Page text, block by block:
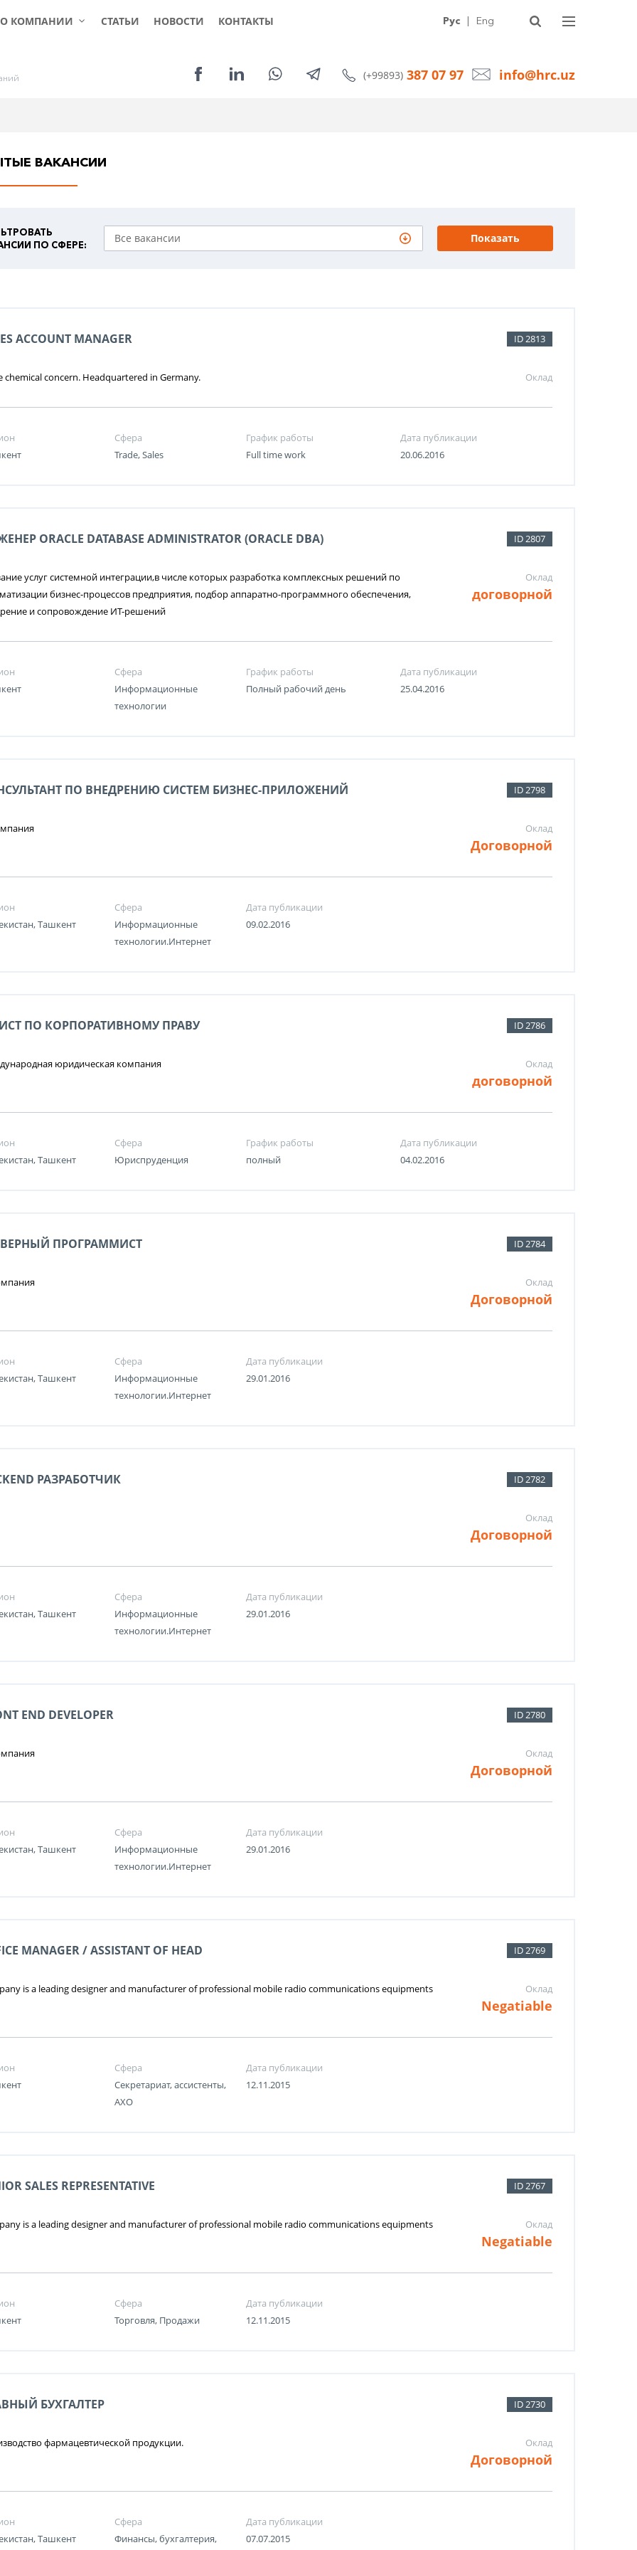
О КОМПАНИИ СТАТЬИ НОВОСТИ КОНТАКТЫ Рус | Eng
ний (+99893) 387 07 97 info@hrc.uz
ВАКАНСИИ
ПО СФЕРЕ:
Показать
ACCOUNT MANAGER ID 2813
chemical concern. Headquartered in Germany. Оклад
Сфера График работы
Дата публикации
Trade, Sales Full time work 20.06.2016
ORACLE DATABASE ADMINISTRATOR (ORACLE DBA) ID 2807
услуг системной интеграции,в числе которых разработка комплексных решений по
бизнес-процессов предприятия, подбор аппаратно-программного обеспечения,
и сопровождение ИТ-решений
Оклад
договорной
Сфера График работы
Дата публикации
Информационные
технологии
Полный рабочий день 25.04.2016
ПО ВНЕДРЕНИЮ СИСТЕМ БИЗНЕС-ПРИЛОЖЕНИЙ ID 2798
Оклад
Договорной
Сфера
Дата публикации
Ташкент
Информационные
технологии.Интернет
09.02.2016
ПО КОРПОРАТИВНОМУ ПРАВУ ID 2786
юридическая компания Оклад
договорной
Сфера График работы
Дата публикации
Ташкент
Юриспруденция полный 04.02.2016
ПРОГРАММИСТ ID 2784
Оклад
Договорной
Сфера
Дата публикации
Ташкент
Информационные
технологии.Интернет
29.01.2016
РАЗРАБОТЧИК ID 2782
Оклад
Договорной
Сфера
Дата публикации
Ташкент
Информационные
технологии.Интернет
29.01.2016
END DEVELOPER ID 2780
Оклад
Договорной
Сфера
Дата публикации
Ташкент
Информационные
технологии.Интернет
29.01.2016
MANAGER / ASSISTANT OF HEAD ID 2769
is a leading designer and manufacturer of professional mobile radio communications equipments Оклад
Negatiable
Сфера
Дата публикации
Секретариат, ассистенты,
АХО
12.11.2015
SALES REPRESENTATIVE ID 2767
is a leading designer and manufacturer of professional mobile radio communications equipments Оклад
Negatiable
Сфера
Дата публикации
Торговля, Продажи 12.11.2015
БУХГАЛТЕР ID 2730
фармацевтической продукции. Оклад
Договорной
Сфера
Дата публикации
Ташкент
Финансы, бухгалтерия,
07.07.2015